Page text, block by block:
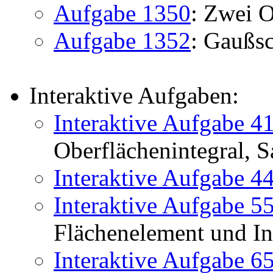
Aufgabe 1350: Zwei
Aufgabe 1352:
Interaktive Aufgaben:
Interaktive Aufgabe
Oberflächenintegral,
Interaktive Aufgabe
Interaktive Aufgabe
Flächenelement und
Interaktive Aufgabe